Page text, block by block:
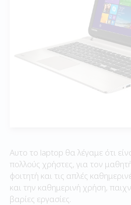
Αυτο το laptop θα λέγαμε ότι
πολλούς χρήστες, για τον
φοιτητή και τις απλές
και την καθημερινή χρήση,
βαρίες εργασίες.